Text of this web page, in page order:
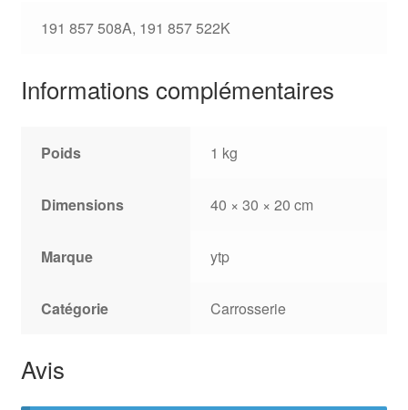
191 857 508A, 191 857 522K
Informations complémentaires
Poids 1 kg
Dimensions 40 × 30 × 20 cm
Marque ytp
Catégorie Carrosserie
Avis